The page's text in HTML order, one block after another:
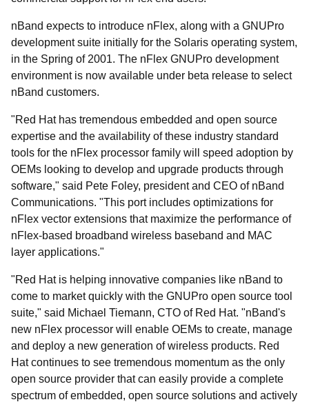
nBand expects to introduce nFlex, along with a GNUPro
development suite initially for the Solaris operating system,
in the Spring of 2001. The nFlex GNUPro development
environment is now available under beta release to select
nBand customers.
"Red Hat has tremendous embedded and open source
expertise and the availability of these industry standard
tools for the nFlex processor family will speed adoption by
OEMs looking to develop and upgrade products through
software," said Pete Foley, president and CEO of nBand
Communications. "This port includes optimizations for
nFlex vector extensions that maximize the performance of
nFlex-based broadband wireless baseband and MAC
layer applications."
"Red Hat is helping innovative companies like nBand to
come to market quickly with the GNUPro open source tool
suite," said Michael Tiemann, CTO of Red Hat. "nBand's
new nFlex processor will enable OEMs to create, manage
and deploy a new generation of wireless products. Red
Hat continues to see tremendous momentum as the only
open source provider that can easily provide a complete
spectrum of embedded, open source solutions and actively